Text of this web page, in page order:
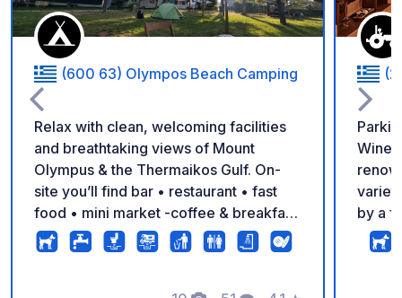
(600 63) Olympos Beach Camping
Relax with clean, welcoming facilities
and breathtaking views of Mount
Olympus & the Thermaikos Gulf. On-
site you’ll find bar • restaurant • fast
food • mini market -coffee & breakfast
– everything you need for the perfect
holiday!
by a
to